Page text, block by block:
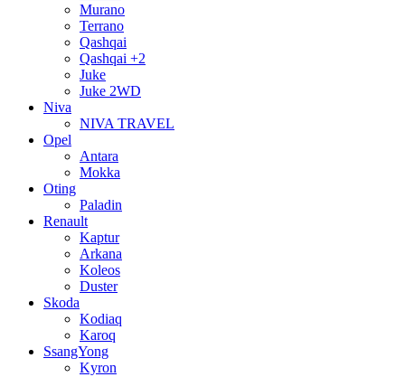
Murano
Terrano
Qashqai
Qashqai +2
Juke
Juke 2WD
Niva
NIVA TRAVEL
Opel
Antara
Mokka
Oting
Paladin
Renault
Kaptur
Arkana
Koleos
Duster
Skoda
Kodiaq
Karoq
SsangYong
Kyron